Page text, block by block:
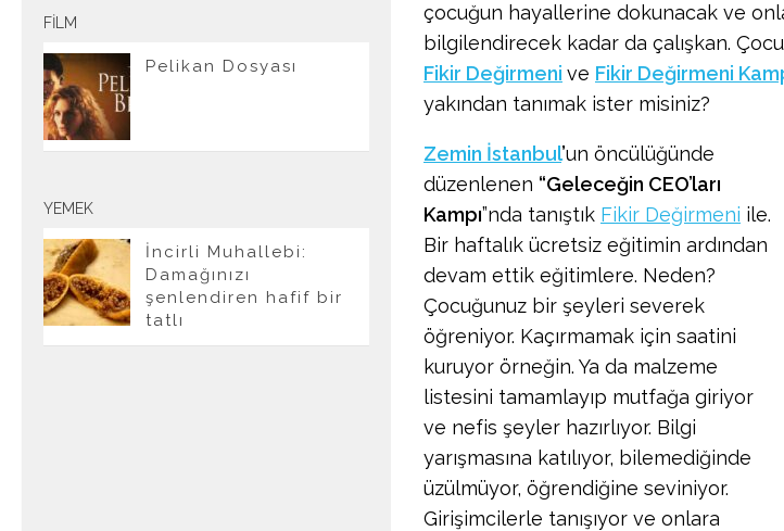
çocuğun hayallerine dokunacak ve
bilgilendirecek kadar da çalışkan.
Fikir Değirmeni ve Fikir Değirmeni
yakından tanımak ister misiniz?
Zemin İstanbul’un öncülüğünde
düzenlenen “Geleceğin CEO’ları
Kampı”nda tanıştık Fikir Değirmeni ile.
Bir haftalık ücretsiz eğitimin ardından
devam ettik eğitimlere. Neden?
Çocuğunuz bir şeyleri severek
öğreniyor. Kaçırmamak için saatini
kuruyor örneğin. Ya da malzeme
listesini tamamlayıp mutfağa giriyor
ve nefis şeyler hazırlıyor. Bilgi
yarışmasına katılıyor, bilemediğinde
üzülmüyor, öğrendiğine seviniyor.
Girişimcilerle tanışıyor ve onlara
FILM
Pelikan Dosyası
YEMEK
İncirli Muhallebi:
Damağınızı
şenlendiren hafif bir
tatlı